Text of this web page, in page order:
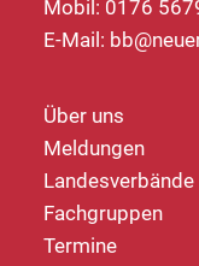
Mobil: 0176
E-Mail:
Über uns
Meldungen
Landesverbände
Fachgruppen
Termine